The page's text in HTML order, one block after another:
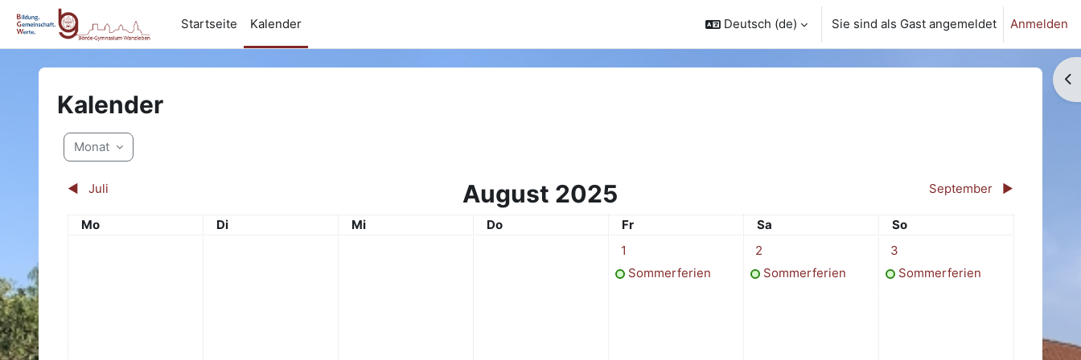
Zum Hauptinhalt
Startseite
Kalender Deutsch ‎(de)‎ Sie sind als Gast angemeldet Anmelden
Kalender
Monat
◀︎ Juli August 2025 September ▶︎
Montag
Mo Dienstag
Di Mittwoch
Mi Donnerstag
Do Freitag
Fr Samstag
Sa Sonntag
So
1 Termin, Freitag, 1. August
1
Sommerferien
1 Termin, Samstag, 2. August
2
Sommerferien
1 Termin, Sonntag, 3. August
3
Sommerferien